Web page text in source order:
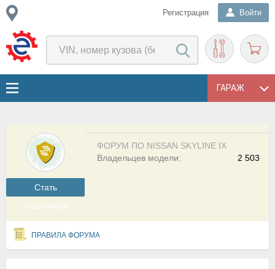
Регистрация Войти
ГАРАЖ
Cтать
участником
ФОРУМ ПО NISSAN SKYLINE IX
2 503
Владельцев модели:
ПРАВИЛА ФОРУМА